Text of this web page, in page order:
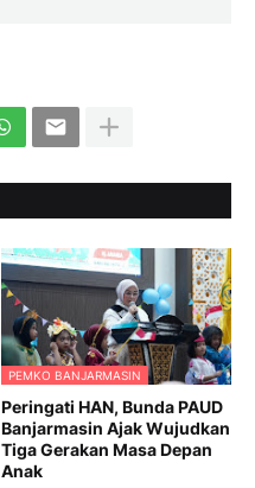
PEMKO BANJARMASIN
Peringati HAN, Bunda PAUD
Banjarmasin Ajak Wujudkan
Tiga Gerakan Masa Depan
Anak